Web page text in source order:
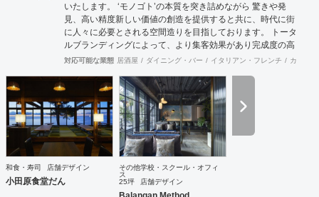
いたします。 ‘モノゴト’の本質を突き詰めながら 驚きや発
見、高い精度新しい価値の創造を提供すると共に、時代に街
に人々に必要とされる空間造りを目指しております。 トータ
ルブランディングによって、より集客効果があり完成度の高
い店舗計画を行います。商品について、販売方法についてま
りを第一にしています。 お気軽にご相談ください。
対応可能な業態 居酒屋 ダイニング・バー イタリアン・フレンチ カフェ
和食・寿司 店舗デザイン
小田原食堂だん
その他学校・スクール・オフィ
ス
25坪
店舗デザイン